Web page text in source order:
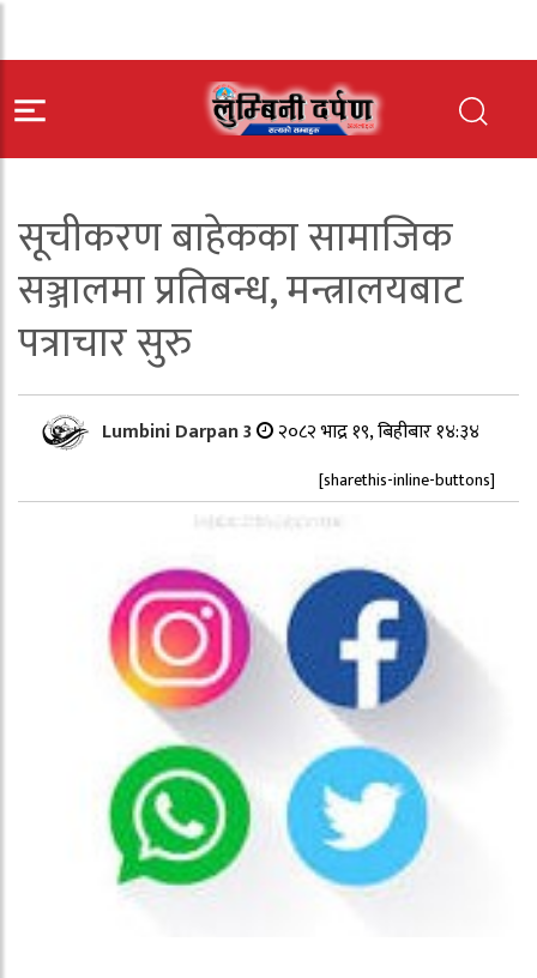
सूचीकरण बाहेकका सामाजिक
सञ्जालमा प्रतिबन्ध, मन्त्रालयबाट
पत्राचार सुरु
Lumbini Darpan 3 २०८२ भाद्र १९, बिहीबार १४:३४
[sharethis-inline-buttons]